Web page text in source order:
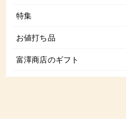
特集
お値打ち品
富澤商店のギフト